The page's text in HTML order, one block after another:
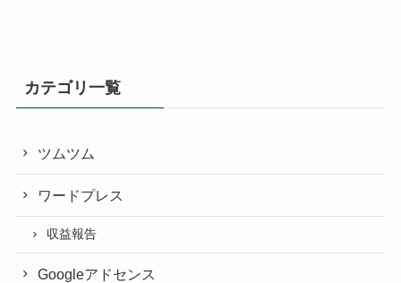
カテゴリ一覧
ツムツム
ワードプレス
収益報告
Googleアドセンス